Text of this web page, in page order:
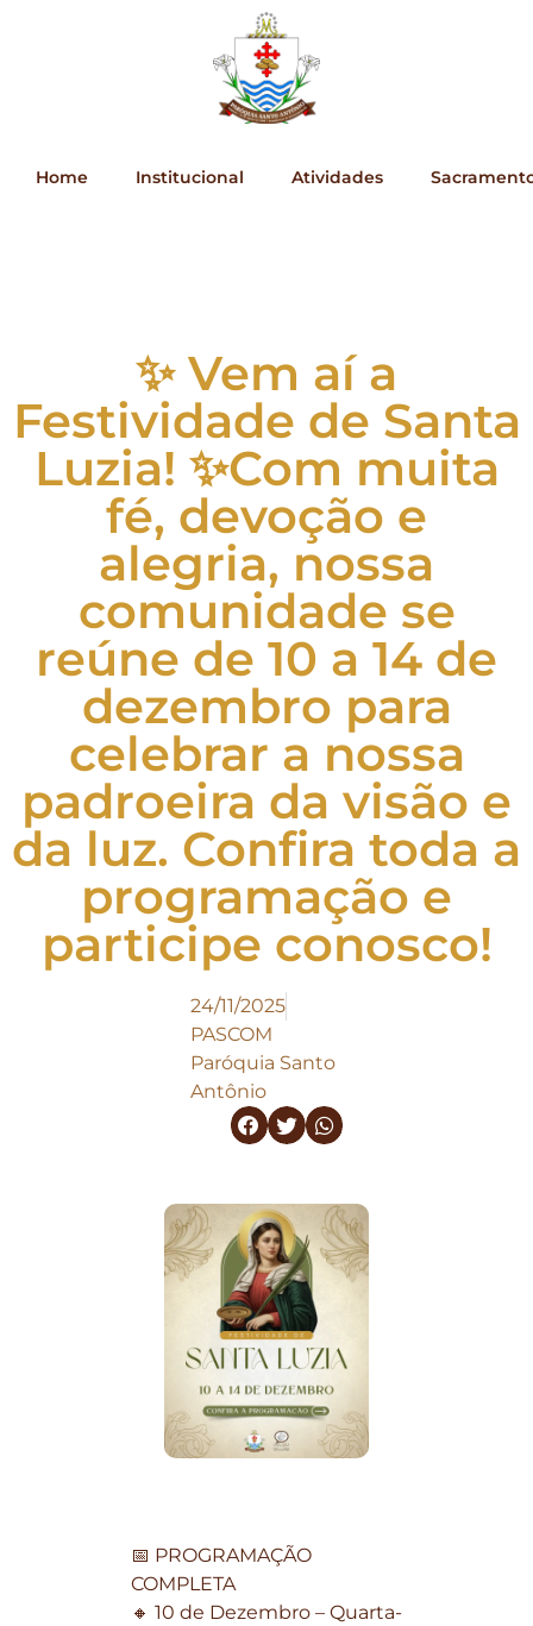
Home Institucional Atividades
✨ Vem aí a
Festividade de Santa
Luzia! ✨Com muita
fé, devoção e
alegria, nossa
comunidade se
reúne de 10 a 14 de
dezembro para
celebrar a nossa
padroeira da visão e
da luz. Confira toda a
programação e
participe conosco!
24/11/2025
PASCOM
Paróquia Santo
Antônio
📅 PROGRAMAÇÃO
COMPLETA
🔸 10 de Dezembro – Quarta-